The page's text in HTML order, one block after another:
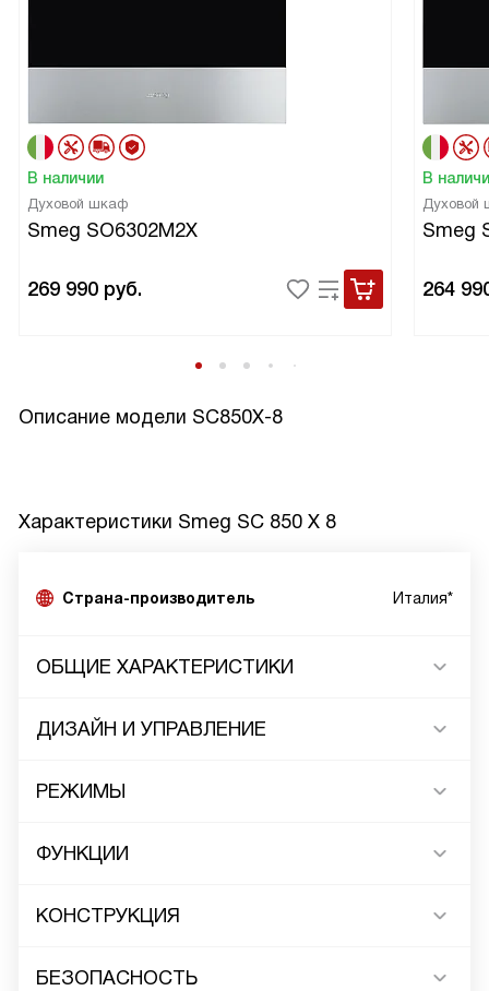
В наличии
Духовой шкаф
Smeg SO6302M2X
269 990 руб.
В
Духовой
Smeg
264
Описание модели SC850X-8
Характеристики Smeg SC 850 X 8
Страна-производитель Италия*
ОБЩИЕ ХАРАКТЕРИСТИКИ
ДИЗАЙН И УПРАВЛЕНИЕ
РЕЖИМЫ
ФУНКЦИИ
КОНСТРУКЦИЯ
БЕЗОПАСНОСТЬ